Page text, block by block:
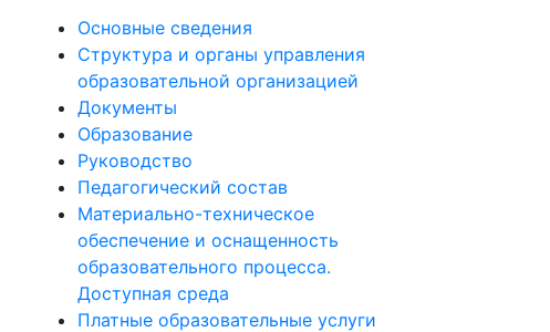
Основные сведения
Структура и органы управления
образовательной организацией
Документы
Образование
Руководство
Педагогический состав
Материально-техническое
обеспечение и оснащенность
образовательного процесса.
Доступная среда
Платные образовательные услуги